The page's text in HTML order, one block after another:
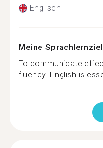
Englisch
Meine
To communicate
fluency. English is